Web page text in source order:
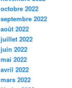
octobre 2022
septembre 2022
août 2022
juillet 2022
juin 2022
mai 2022
avril 2022
mars 2022